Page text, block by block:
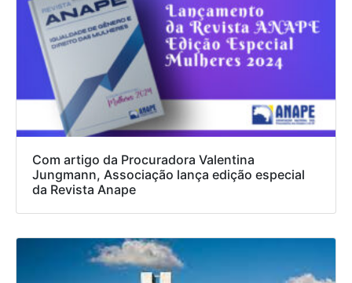
Com artigo da Procuradora Valentina
Jungmann, Associação lança edição especial
da Revista Anape